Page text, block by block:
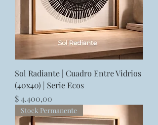
Sol Radiante | Cuadro Entre Vidrios
(40x40) | Serie Ecos
Precio
$ 4.400,00
Stock Permanente